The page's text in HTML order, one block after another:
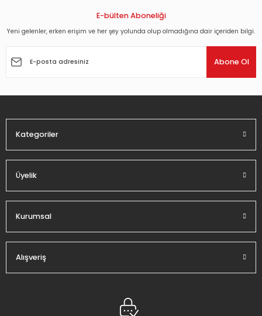
Görüş ve önerileriniz için teşekkür ederiz.
Ürün açıklamasında eksik bilgiler bulunuyor.
E-bülten Aboneliği
Yeni gelenler, erken erişim ve her şey yolunda olup olmadığına dair içeriden bilgi.
Abone Ol
Kategoriler
Üyelik
Kurumsal
Alışveriş